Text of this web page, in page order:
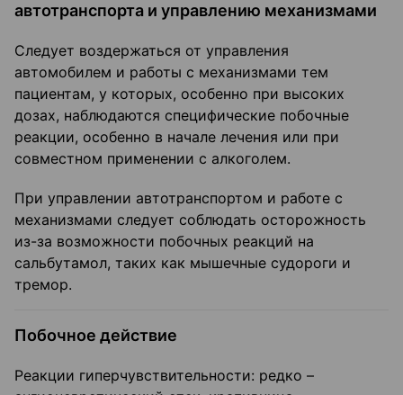
автотранспорта и управлению механизмами
Следует воздержаться от управления
автомобилем и работы с механизмами тем
пациентам, у которых, особенно при высоких
дозах, наблюдаются специфические побочные
реакции, особенно в начале лечения или при
совместном применении с алкоголем.
При управлении автотранспортом и работе с
механизмами следует соблюдать осторожность
из-за возможности побочных реакций на
сальбутамол, таких как мышечные судороги и
тремор.
Побочное действие
Реакции гиперчувствительности: редко –